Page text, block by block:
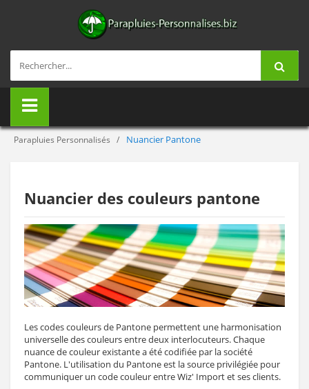
Parapluies Personnalisés Nuancier Pantone
Nuancier des couleurs pantone
Les codes couleurs de Pantone permettent une harmonisation
universelle des couleurs entre deux interlocuteurs. Chaque
nuance de couleur existante a été codifiée par la société
Pantone. L'utilisation du Pantone est la source privilégiée pour
communiquer un code couleur entre Wiz' Import et ses clients.